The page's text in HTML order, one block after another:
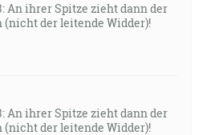
An ihrer Spitze zieht dann der
der leitende Widder)!
An ihrer Spitze zieht dann der
der leitende Widder)!